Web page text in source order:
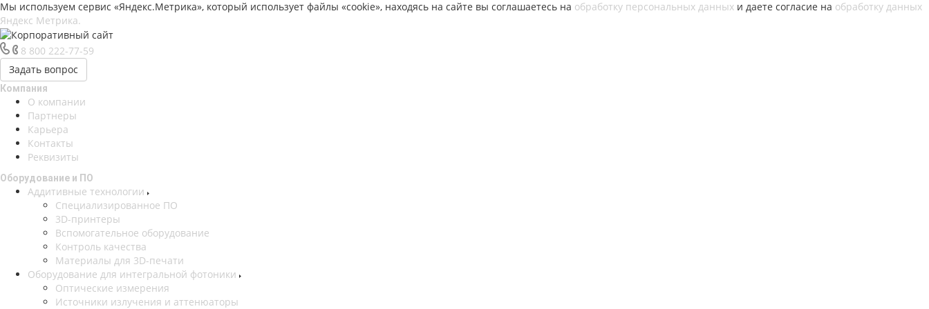
Мы используем сервис «Яндекс.Метрика», который использует файлы «cookie», находясь на сайте вы соглашаетесь на обработку персональных данных и даете согласие на обработку данных
Яндекс Метрика.
8 800 222-77-59
Задать вопрос
Компания
О компании
Партнеры
Карьера
Контакты
Реквизиты
Оборудование и ПО
Аддитивные технологии
Специализированное ПО
3D-принтеры
Вспомогательное оборудование
Контроль качества
Материалы для 3D-печати
Оборудование для интегральной фотоники
Оптические измерения
Источники излучения и аттенюаторы